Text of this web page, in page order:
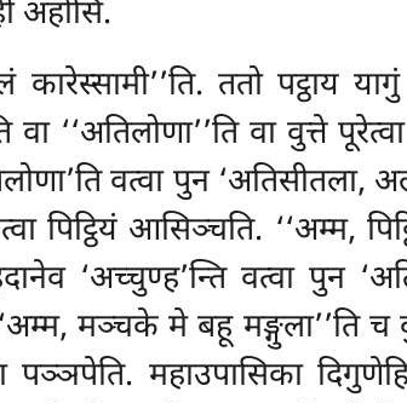
अहोसि.
ततो पट्ठाय
‘‘अतिलोणा’’ति वा वुत्ते
वत्वा पुन ‘अतिसीतला,
पिट्ठियं आसिञ्चति. ‘‘अम्म,
‘अच्चुण्ह’न्ति वत्वा पुन
मञ्चके मे बहू मङ्गुला’’ति च
पञ्ञपेति. महाउपासिका